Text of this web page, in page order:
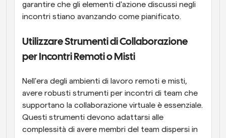
garantire che gli elementi d'azione discussi negli
incontri stiano avanzando come pianificato.
Utilizzare Strumenti di Collaborazione
per Incontri Remoti o Misti
Nell'era degli ambienti di lavoro remoti e misti,
avere robusti strumenti per incontri di team che
supportano la collaborazione virtuale è essenziale.
Questi strumenti devono adattarsi alle
complessità di avere membri del team dispersi in